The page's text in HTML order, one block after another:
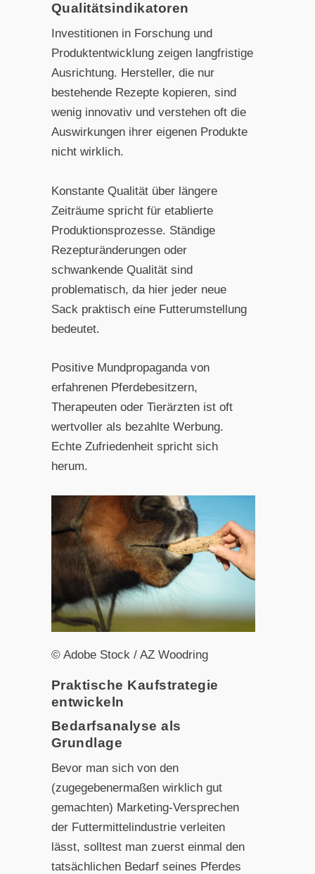
Qualitätsindikatoren
Investitionen in Forschung und
Produktentwicklung zeigen langfristige
Ausrichtung. Hersteller, die nur
bestehende Rezepte kopieren, sind
wenig innovativ und verstehen oft die
Auswirkungen ihrer eigenen Produkte
nicht wirklich.
Konstante Qualität über längere
Zeiträume spricht für etablierte
Produktionsprozesse. Ständige
Rezepturänderungen oder
schwankende Qualität sind
problematisch, da hier jeder neue
Sack praktisch eine Futterumstellung
bedeutet.
Positive Mundpropaganda von
erfahrenen Pferdebesitzern,
Therapeuten oder Tierärzten ist oft
wertvoller als bezahlte Werbung.
Echte Zufriedenheit spricht sich
herum.
© Adobe Stock / AZ Woodring
Praktische Kaufstrategie
entwickeln
Bedarfsanalyse als
Grundlage
Bevor man sich von den
(zugegebenermaßen wirklich gut
gemachten) Marketing-Versprechen
der Futtermittelindustrie verleiten
lässt, solltest man zuerst einmal den
tatsächlichen Bedarf seines Pferdes